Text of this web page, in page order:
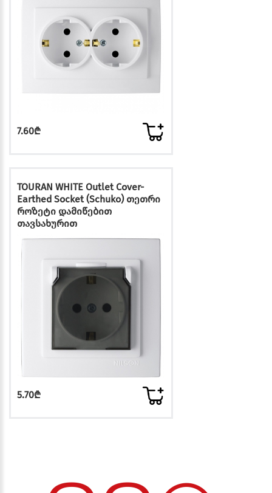
7.60₾
TOURAN WHITE Outlet Cover-
Earthed Socket (Schuko) თეთრი
როზეტი დამიწებით
თავსახურით
5.70₾